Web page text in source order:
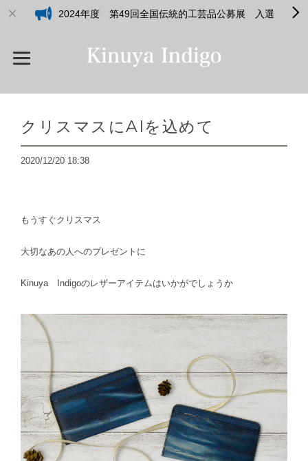
2024年度 第49回全国伝統的工芸品公募展 入選
クリスマスにAIを込めて
2020/12/20 18:38
もうすぐクリスマス
大切なあの人へのプレゼントに
Kinuya Indigoのレザーアイテムはいかがでしょうか